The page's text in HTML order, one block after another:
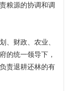
粮源的协调和调
、财政、农业、
的统一领导下，
责退耕还林的有